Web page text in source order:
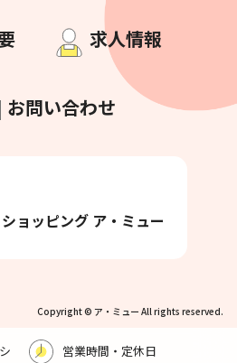
求人情報
お問い合わせ
ショッピング ア・ミュー
Copyright © ア・ミュー All rights reserved.
営業時間・定休日